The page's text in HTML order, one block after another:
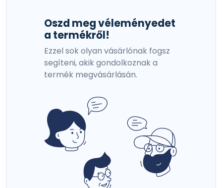
Oszd meg véleményedet
a termékről!
Ezzel sok olyan vásárlónak fogsz
segíteni, akik gondolkoznak a
termék megvásárlásán.